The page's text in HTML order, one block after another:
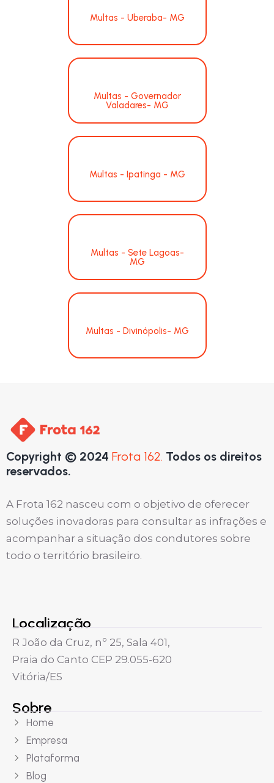
Multas - Uberaba- MG
Multas - Governador
Valadares- MG
Multas - Ipatinga - MG
Multas - Sete Lagoas-
MG
Multas - Divinópolis- MG
Copyright © 2024 Frota 162. Todos os direitos
reservados.
A Frota 162 nasceu com o objetivo de oferecer
soluções inovadoras para consultar as infrações e
acompanhar a situação dos condutores sobre
todo o território brasileiro.
Localização
R João da Cruz, nº 25, Sala 401,
Praia do Canto CEP 29.055-620
Vitória/ES
Sobre
Home
Empresa
Plataforma
Blog